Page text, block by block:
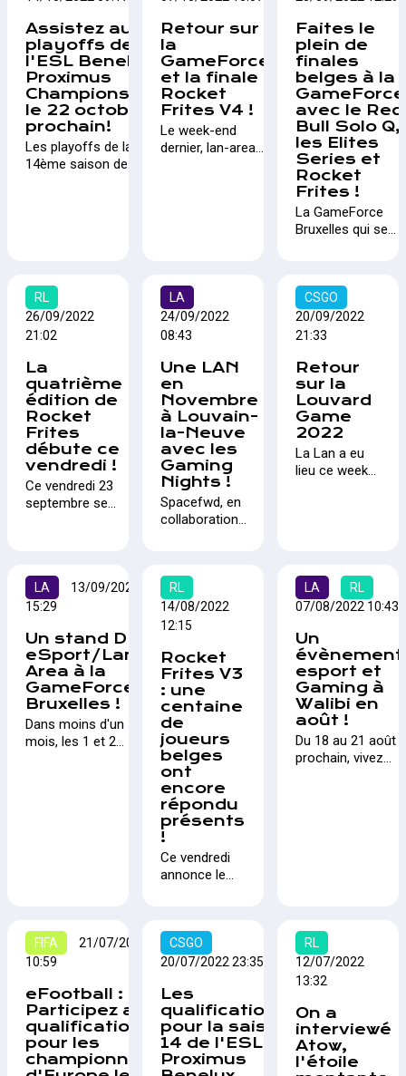
déroulera à
Anvers Expo.
officiel
VALORANT au
monde pour les
étudiants. L’enjeu :
un ticket pour la
finale mondiale au
Brésil en
décembre !
s'associent
l'organisation d'un
tournoi où tout le
monde peut
et peut-être
300€ !
Assistez aux
playoffs de
l'ESL Benelux
Proximus
Championship
le 22 octobre
prochain!
Les playoffs de la
14ème saison de
de la gare maritime.
Retour sur
la
GameForce
et la finale
Rocket
Frites V4 !
Le week-end
dernier, lan-area
l'occasion, la
finale de la 4ème
édition du tournoi
Rocket League
tenait sur notre
stand.
Faites le
plein de
finales
belges à la
GameForce
avec le Red
Bull Solo Q,
les Elites
Series et
Rocket
Frites !
La GameForce
Bruxelles qui se
Brussels Expo
sera le terrain de
plusieurs finales
CS:GO, League of
Legends et
Rocket League !
RL
26/09/2022
21:02
La
quatrième
édition de
Rocket
Frites
débute ce
vendredi !
Ce vendredi 23
septembre se
la 4ème édition
de Rocket Frites
! 20 équipes
espérant
remporter la
plus grosse
partie des
1000€ de
cashprize lors
de la finale à la
LA
24/09/2022
08:43
Une LAN
en
Novembre
à Louvain-
la-Neuve
avec les
Gaming
Nights !
Spacefwd, en
collaboration
Rayonnement
Wallonie
organisé par
première édition
des Gaming
Nights. Un
événement
esport de trois
jours
regroupant les
60 meilleurs
joueurs et
influenceurs de
Belgique
francophone les
invitant à
s’affronter sur
répartir les
15,000€ mis en
jeu.
CSGO
20/09/2022
21:33
Retour
sur la
Louvard
Game
2022
La Lan a eu
lieu ce week-
résultats d'un
évènement
rare en
LA
13/09/2022
15:29
Un stand DH
eSport/Lan-
Area à la
GameForce
Bruxelles !
Dans moins d'un
mois, les 1 et 2
sur place, à
Brussels Expo !
RL
14/08/2022
12:15
Rocket
Frites V3
: une
centaine
de
joueurs
belges
ont
encore
répondu
présents
!
Ce vendredi
annonce le
de la
troisième
rocket-frites
V3 dont la
grande finale
se déroulera à
Walibi
LA
RL
07/08/2022 10:43
Un
évènement
esport et
Gaming à
Walibi en
août !
Du 18 au 21 août
prochain, vivez
Gran Turismo,
TrackMania.
FIFA
21/07/2022
10:59
eFootball :
Participez aux
qualifications
pour les
championnats
CSGO
20/07/2022 23:35
Les
qualifications
pour la saison
14 de l'ESL
Proximus
RL
12/07/2022
13:32
On a
interviewé
Atow,
l'étoile